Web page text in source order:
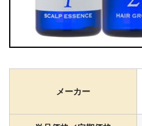
メーカー